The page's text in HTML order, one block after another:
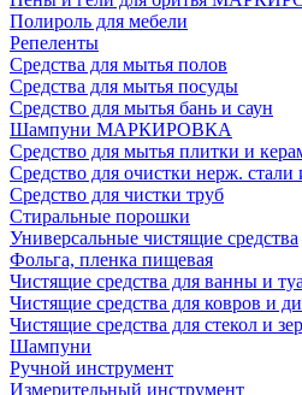
Полироль для мебели
Репеленты
Средства для мытья полов
Средства для мытья посуды
Средство для мытья бань и саун
Шампуни МАРКИРОВКА
Средство для мытья плитки и
Средство для очистки нерж.
Средство для чистки труб
Стиральные порошки
Универсальные чистящие средства
Фольга, пленка пищевая
Чистящие средства для ванны и
Чистящие средства для ковров и
Чистящие средства для стекол и
Шампуни
Ручной инструмент
Измерительный инструмент